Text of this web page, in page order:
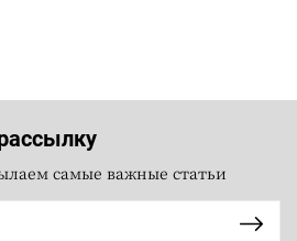
самые важные статьи